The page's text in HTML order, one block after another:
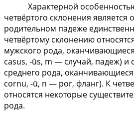
Характерной
четвёртого склонения является
родительном падеже
четвёртому склонению
мужского рода,
casus, -ūs, m — случай, падеж) и
среднего рода,
cornu, -ū, n — рог, фланг). К
относятся некоторые
рода.